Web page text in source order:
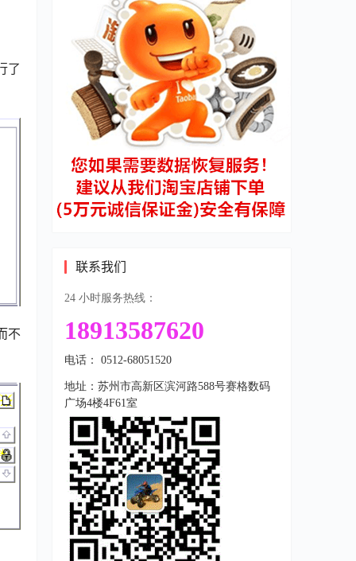
了
不
联系我们
24 小时服务热线：
18913587620
电话： 0512-68051520
地址：苏州市高新区滨河路588号赛格数码
广场4楼4F61室